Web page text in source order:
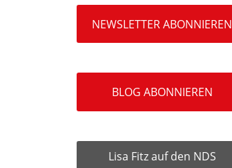
NEWSLETTER ABONNIEREN
BLOG ABONNIEREN
Lisa Fitz auf den NDS